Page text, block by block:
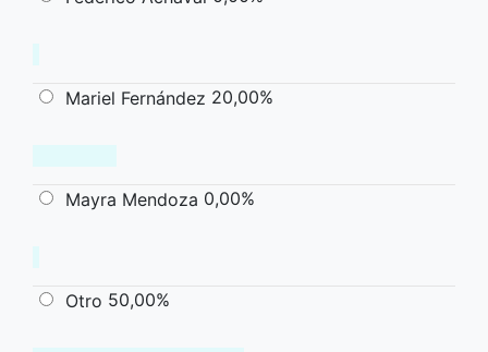
Mariel Fernández 20,00%
Mayra Mendoza 0,00%
Otro 50,00%